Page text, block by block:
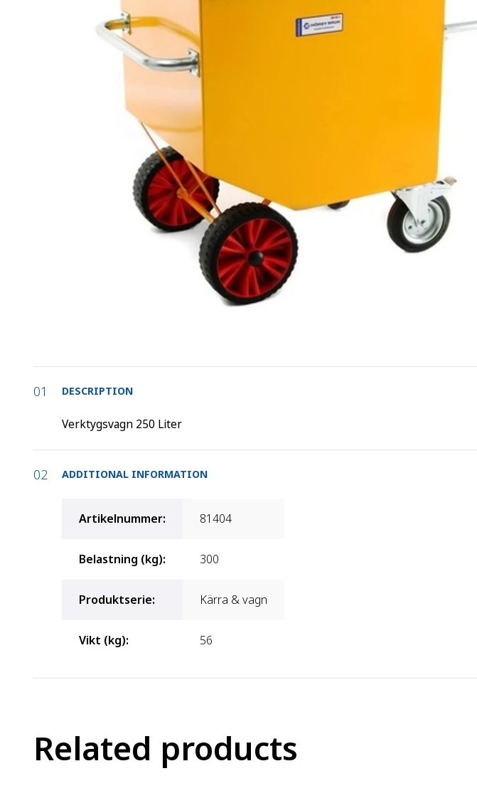
DESCRIPTION
Verktygsvagn 250 Liter
ADDITIONAL INFORMATION
Artikelnummer: 81404
Belastning (kg): 300
Produktserie: Kärra & vagn
Vikt (kg): 56
Related products